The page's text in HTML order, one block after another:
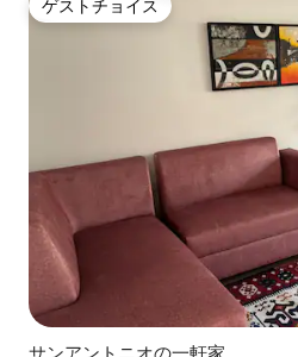
ゲストチョイス
ゲストチョイス